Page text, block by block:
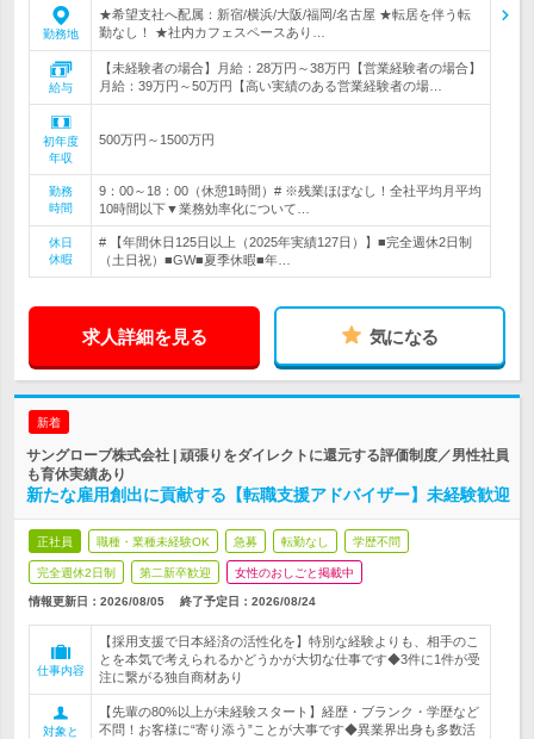
勤務地
★希望支社へ配属：新宿/横浜/大阪/福岡/名古屋 ★転居を伴う転
勤なし！ ★社内カフェスペースあり…
給与
【未経験者の場合】月給：28万円～38万円【営業経験者の場合】
月給：39万円～50万円【高い実績のある営業経験者の場…
初年度
年収
500万円～1500万円
勤務
時間
9：00～18：00（休憩1時間）# ※残業ほぼなし！全社平均月平均
10時間以下▼業務効率化について…
休日
休暇
# 【年間休日125日以上（2025年実績127日）】■完全週休2日制
（土日祝）■GW■夏季休暇■年…
求人詳細を見る 気になる
新着
サングローブ株式会社 | 頑張りをダイレクトに還元する評価制度／男性社員
も育休実績あり
新たな雇用創出に貢献する【転職支援アドバイザー】未経験歓迎
正社員 職種・業種未経験OK 急募 転勤なし 学歴不問
完全週休2日制 第二新卒歓迎 女性のおしごと掲載中
情報更新日：2026/08/05 終了予定日： 2026/08/24
仕事内容
【採用支援で日本経済の活性化を】特別な経験よりも、相手のこ
とを本気で考えられるかどうかが大切な仕事です◆3件に1件が受
注に繋がる独自商材あり
対象と
【先輩の80%以上が未経験スタート】経歴・ブランク・学歴など
不問！お客様に“寄り添う”ことが大事です◆異業界出身も多数活